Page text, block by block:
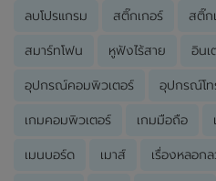
ลบโปรแกรม สติ๊กเกอร์ สติ๊ก
สมาร์ทโฟน หูฟังไร้สาย อินเ
อุปกรณ์คอมพิวเตอร์ อุปกรณ์โ
เกมคอมพิวเตอร์ เกมมือถือ
เมนบอร์ด เมาส์ เรื่องหลอก